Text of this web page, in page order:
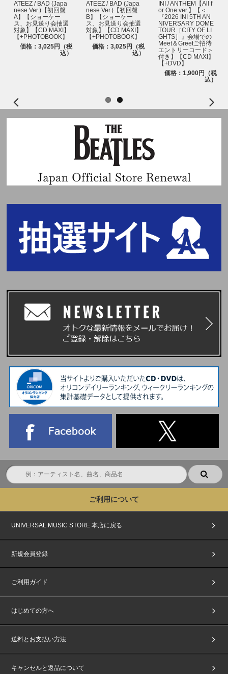
ATEEZ / BAD (Japa
nese Ver.)【初回盤
A】【ショーケー
ス、お見送り会抽選
対象】【CD MAXI】
【+PHOTOBOOK】
価格：3,025円（税
込）
ATEEZ / BAD (Japa
nese Ver.)【初回盤
B】【ショーケー
ス、お見送り会抽選
対象】【CD MAXI】
【+PHOTOBOOK】
価格：3,025円（税
込）
INI / ANTHEM【All f
or One ver.】【＜
『2026 INI 5TH AN
NIVERSARY DOME
TOUR［CITY OF LI
GHTS］』会場での
Meet＆Greetご招待
エントリーコード＞
付き】【CD MAXI】
【+DVD】
価格：1,900円（税
込）
ご利用について
UNIVERSAL MUSIC STORE 本店に戻る
新規会員登録
ご利用ガイド
はじめての方へ
送料とお支払い方法
キャンセルと返品について